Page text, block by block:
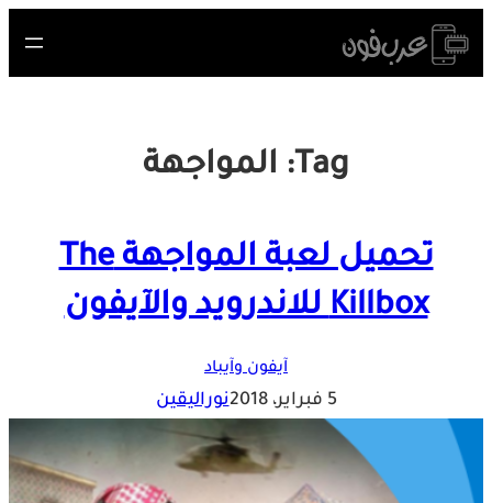
Skip
to
Tag: المواجهة
تحميل لعبة المواجهة The
Killbox للاندرويد والآيفون
آيفون وآيباد
5 فبراير، 2018 نوراليقين